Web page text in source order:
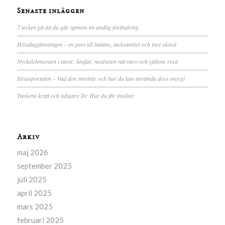
Senaste inläggen
7 tecken på att du går igenom en andlig förändring
Höstdagjämningen – en port till balans, tacksamhet och inre skörd
Nyckelelementen i tarot: Änglar, medveten närvaro och själens resa
Siriusportalen – Vad den innebär och hur du kan använda dess energi
Tankens kraft och tidigare liv: Hur du får insikter
Arkiv
maj 2026
september 2025
juli 2025
april 2025
mars 2025
februari 2025